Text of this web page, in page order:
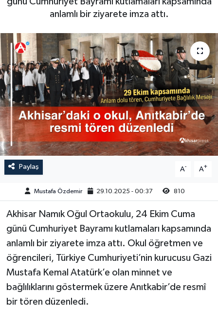
anlamlı bir ziyarete imza attı.
Paylaş A- A+
Mustafa Özdemir 29.10.2025 - 00:37 810
Akhisar Namık Oğul Ortaokulu, 24 Ekim Cuma
günü Cumhuriyet Bayramı kutlamaları kapsamında
anlamlı bir ziyarete imza attı. Okul öğretmen ve
öğrencileri, Türkiye Cumhuriyeti’nin kurucusu Gazi
Mustafa Kemal Atatürk’e olan minnet ve
bağlılıklarını göstermek üzere Anıtkabir’de resmî
bir tören düzenledi.
Magazin
Duyurular
Kadın
Teknoloji
Yerel Haber
Akhisar Emlak
Ülke
Etiketler
Duyurular
Tarım-Gıda
Sektörel
Röportaj
Dünya
Yaşam
Kadın
Teknoloji
Yerel Haber
Akhisar Emlak
Etiketler